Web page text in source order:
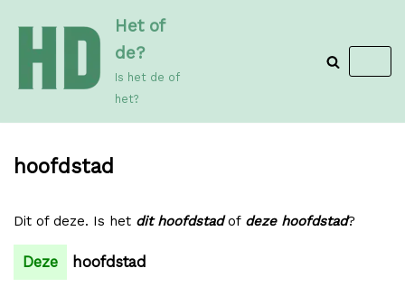
de
inhoud
Het of
de?
Is het de of
het?
hoofdstad
Dit of deze. Is het dit hoofdstadof deze hoofdstad?
Deze hoofdstad